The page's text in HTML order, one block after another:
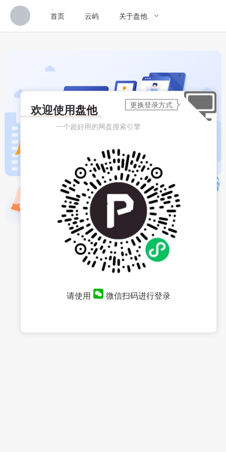
首页 云屿 关于盘他
欢迎使用盘他
一个超好用的网盘搜索引擎
请使用 微信扫码进行登录